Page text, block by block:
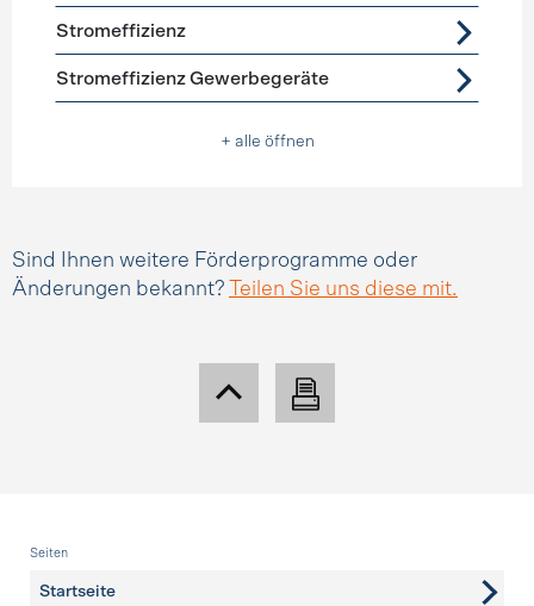
Stromeffizienz
Stromeffizienz Gewerbegeräte
+ alle öffnen
Sind Ihnen weitere Förderprogramme oder
Änderungen bekannt?
Teilen Sie uns diese mit.
Fusszeile
Seiten
Startseite